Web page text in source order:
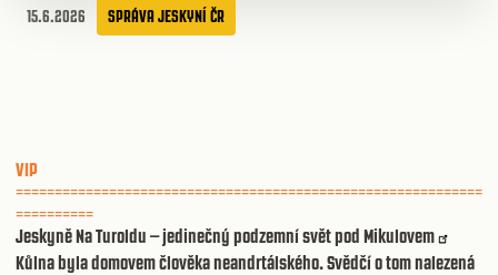
15.6.2026 SPRÁVA JESKYNÍ ČR
VIP
============================================================
==========
Jeskyně Na Turoldu – jedinečný podzemní svět pod Mikulovem
Kůlna byla domovem člověka neandrtálského. Svědčí o tom nalezená